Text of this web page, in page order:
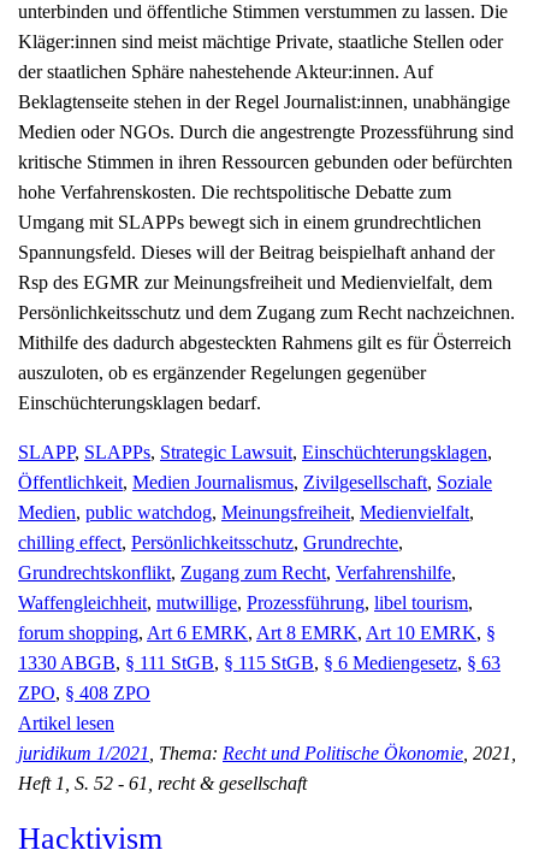
unterbinden und öffentliche Stimmen verstummen zu lassen. Die
Kläger:innen sind meist mächtige Private, staatliche Stellen oder
der staatlichen Sphäre nahestehende Akteur:innen. Auf
Beklagtenseite stehen in der Regel Journalist:innen, unabhängige
Medien oder NGOs. Durch die angestrengte Prozessführung sind
kritische Stimmen in ihren Ressourcen gebunden oder befürchten
hohe Verfahrenskosten. Die rechtspolitische Debatte zum
Umgang mit SLAPPs bewegt sich in einem grundrechtlichen
Spannungsfeld. Dieses will der Beitrag beispielhaft anhand der
Rsp des EGMR zur Meinungsfreiheit und Medienvielfalt, dem
Persönlichkeitsschutz und dem Zugang zum Recht nachzeichnen.
Mithilfe des dadurch abgesteckten Rahmens gilt es für Österreich
auszuloten, ob es ergänzender Regelungen gegenüber
Einschüchterungsklagen bedarf.
SLAPP, SLAPPs, Strategic Lawsuit, Einschüchterungsklagen,
Öffentlichkeit, Medien Journalismus, Zivilgesellschaft, Soziale
Medien, public watchdog, Meinungsfreiheit, Medienvielfalt,
chilling effect, Persönlichkeitsschutz, Grundrechte,
Grundrechtskonflikt, Zugang zum Recht, Verfahrenshilfe,
Waffengleichheit, mutwillige, Prozessführung, libel tourism,
forum shopping, Art 6 EMRK, Art 8 EMRK, Art 10 EMRK, §
1330 ABGB, § 111 StGB, § 115 StGB, § 6 Mediengesetz, § 63
ZPO, § 408 ZPO
Artikel lesen
juridikum 1/2021
, Thema: Recht und Politische Ökonomie , 2021,
Heft 1, S. 52 - 61, recht & gesellschaft
Hacktivism